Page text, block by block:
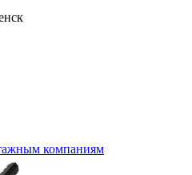
компаниям